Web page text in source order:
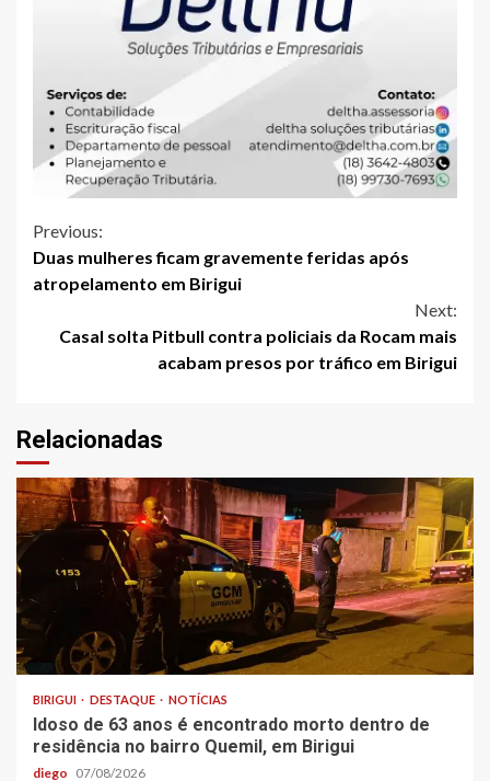
Continue
Reading
Previous:
Duas mulheres ficam gravemente feridas após
atropelamento em Birigui
Next:
Casal solta Pitbull contra policiais da Rocam mais
acabam presos por tráfico em Birigui
Relacionadas
BIRIGUI DESTAQUE NOTÍCIAS
Idoso de 63 anos é encontrado morto dentro de
residência no bairro Quemil, em Birigui
diego 07/08/2026